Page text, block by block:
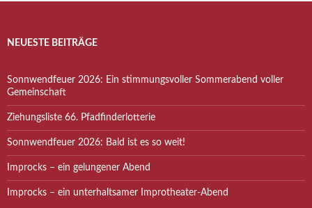
NEUESTE BEITRÄGE
Sonnwendfeuer 2026: Ein stimmungsvoller Sommerabend voller
Gemeinschaft
Ziehungsliste 66. Pfadfinderlotterie
Sonnwendfeuer 2026: Bald ist es so weit!
Improcks – ein gelungener Abend
Improcks – ein unterhaltsamer Improtheater-Abend